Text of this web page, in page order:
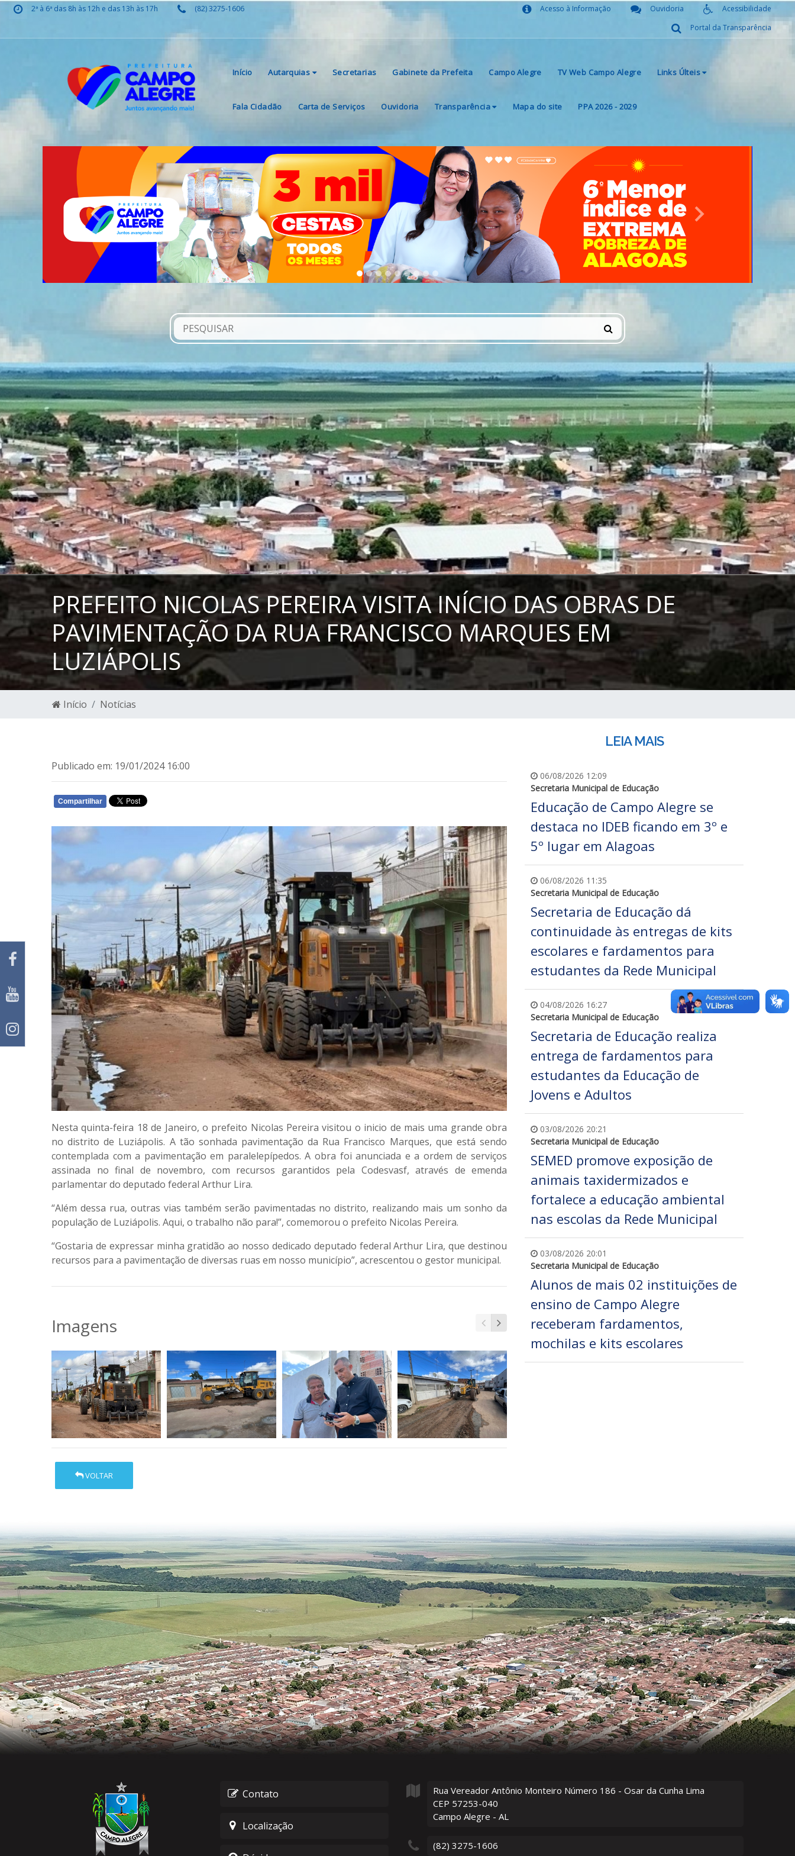
2ª à 6ª das 8h às 12h e das 13h às 17h (82) 3275-1606 Acessibilidade
Ouvidoria
Acesso à Informação
Portal da Transparência
Início Autarquias Secretarias Gabinete da Prefeita Campo Alegre TV Web Campo Alegre Links Últeis
Fala Cidadão Carta de Serviços Ouvidoria Transparência Mapa do site PPA 2026 - 2029
Previous Next
PREFEITO NICOLAS PEREIRA VISITA INÍCIO DAS OBRAS DE
PAVIMENTAÇÃO DA RUA FRANCISCO MARQUES EM
LUZIÁPOLIS
Início Notícias
Publicado em: 19/01/2024 16:00
Compartilhar
Nesta quinta-feira 18 de Janeiro, o prefeito Nicolas Pereira visitou o inicio de mais uma grande obra
no distrito de Luziápolis. A tão sonhada pavimentação da Rua Francisco Marques, que está sendo
contemplada com a pavimentação em paralelepípedos. A obra foi anunciada e a ordem de serviços
assinada no final de novembro, com recursos garantidos pela Codesvasf, através de emenda
parlamentar do deputado federal Arthur Lira.
“Além dessa rua, outras vias também serão pavimentadas no distrito, realizando mais um sonho da
população de Luziápolis. Aqui, o trabalho não para!”, comemorou o prefeito Nicolas Pereira.
“Gostaria de expressar minha gratidão ao nosso dedicado deputado federal Arthur Lira, que destinou
recursos para a pavimentação de diversas ruas em nosso município”, acrescentou o gestor municipal.
Imagens
VOLTAR
LEIA MAIS
06/08/2026 12:09
Secretaria Municipal de Educação
Educação de Campo Alegre se
destaca no IDEB ficando em 3º e
5º lugar em Alagoas
06/08/2026 11:35
Secretaria Municipal de Educação
Secretaria de Educação dá
continuidade às entregas de kits
escolares e fardamentos para
estudantes da Rede Municipal
04/08/2026 16:27
Secretaria Municipal de Educação
Secretaria de Educação realiza
entrega de fardamentos para
estudantes da Educação de
Jovens e Adultos
03/08/2026 20:21
Secretaria Municipal de Educação
SEMED promove exposição de
animais taxidermizados e
fortalece a educação ambiental
nas escolas da Rede Municipal
03/08/2026 20:01
Secretaria Municipal de Educação
Alunos de mais 02 instituições de
ensino de Campo Alegre
receberam fardamentos,
mochilas e kits escolares
Contato
Localização
Rua Vereador Antônio Monteiro Número 186 - Osar da Cunha Lima
CEP 57253-040
Campo Alegre - AL
(82) 3275-1606